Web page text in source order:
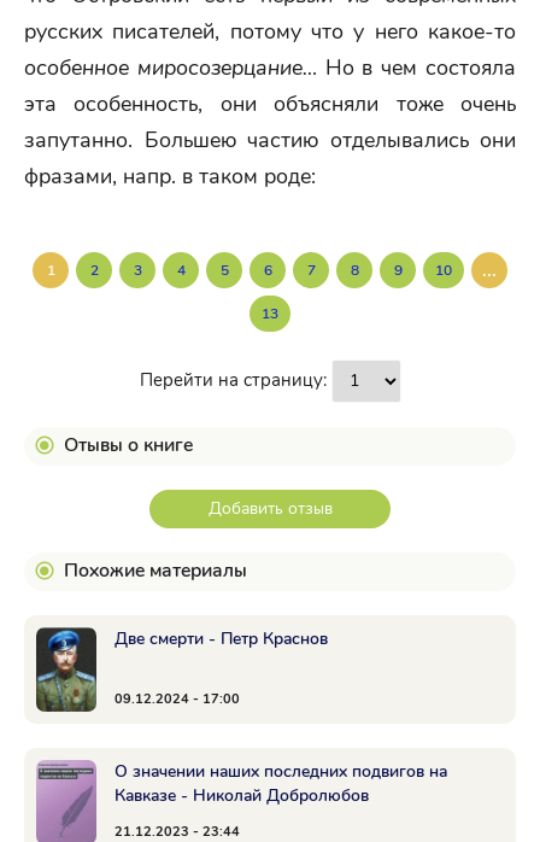
русских писателей, потому что у него какое-то
особенное миросозерцание… Но в чем состояла
эта особенность, они объясняли тоже очень
запутанно. Большею частию отделывались они
фразами, напр. в таком роде:
1 2 3 4 5 6 7 8 9 10 ...
13
Перейти на страницу:
Отывы о книге
Добавить отзыв
Похожие материалы
Две смерти - Петр Краснов
09.12.2024 - 17:00
О значении наших последних подвигов на
Кавказе - Николай Добролюбов
21.12.2023 - 23:44